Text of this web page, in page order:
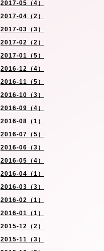
2017-05（4）
2017-04（2）
2017-03（3）
2017-02（2）
2017-01（5）
2016-12（4）
2016-11（5）
2016-10（3）
2016-09（4）
2016-08（1）
2016-07（5）
2016-06（3）
2016-05（4）
2016-04（1）
2016-03（3）
2016-02（1）
2016-01（1）
2015-12（2）
2015-11（3）